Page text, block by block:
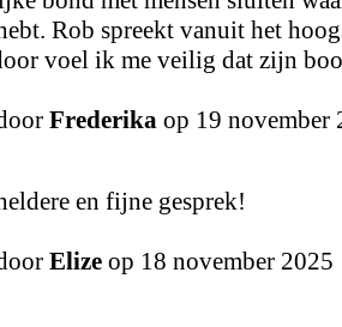
Rob spreekt vanuit het
voel ik me veilig dat zijn
Frederika op 19 november
en fijne gesprek!
Elize op 18 november 2025